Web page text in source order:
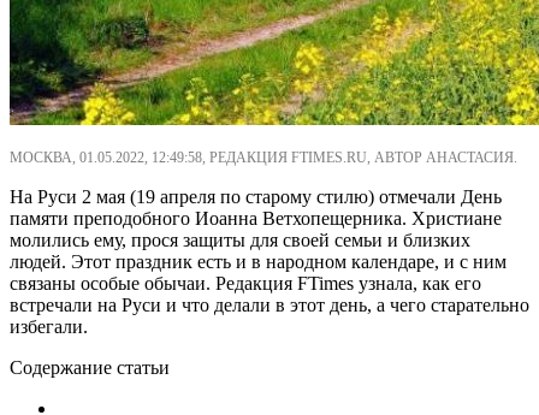
МОСКВА, 01.05.2022, 12:49:58, РЕДАКЦИЯ FTIMES.RU, АВТОР АНАСТАСИЯ.
На Руси 2 мая (19 апреля по старому стилю) отмечали День
памяти преподобного Иоанна Ветхопещерника. Христиане
молились ему, прося защиты для своей семьи и близких
людей. Этот праздник есть и в народном календаре, и с ним
связаны особые обычаи. Редакция FTimes узнала, как его
встречали на Руси и что делали в этот день, а чего старательно
избегали.
Содержание статьи